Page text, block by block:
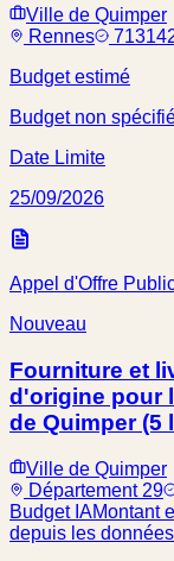
Ville de Quimper
Rennes
Budget estimé
Budget non
Date Limite
25/09/2026
Appel d'Offre
Nouveau
Fourniture et
d'origine pour
de Quimper (5
Ville de Quimper
Département 29
Budget IAMontant
depuis les